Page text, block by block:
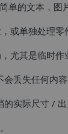
单的文本，图
或单独处理零
尤其是临时作
丢失任何内容
实际尺寸 / 出